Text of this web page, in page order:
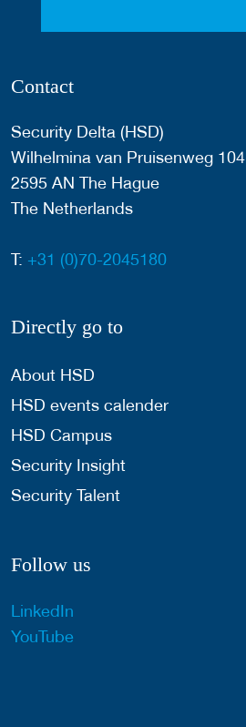
Contact
Security Delta (HSD)
Wilhelmina van Pruisenweg 104
2595 AN The Hague
The Netherlands
T: +31 (0)70-2045180
Directly go to
About HSD
HSD events calender
HSD Campus
Security Insight
Security Talent
Follow us
LinkedIn
YouTube